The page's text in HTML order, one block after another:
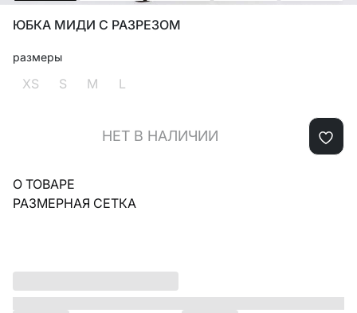
ЮБКА МИДИ С РАЗРЕЗОМ
размеры
XS S M L
НЕТ В НАЛИЧИИ
О ТОВАРЕ
РАЗМЕРНАЯ СЕТКА